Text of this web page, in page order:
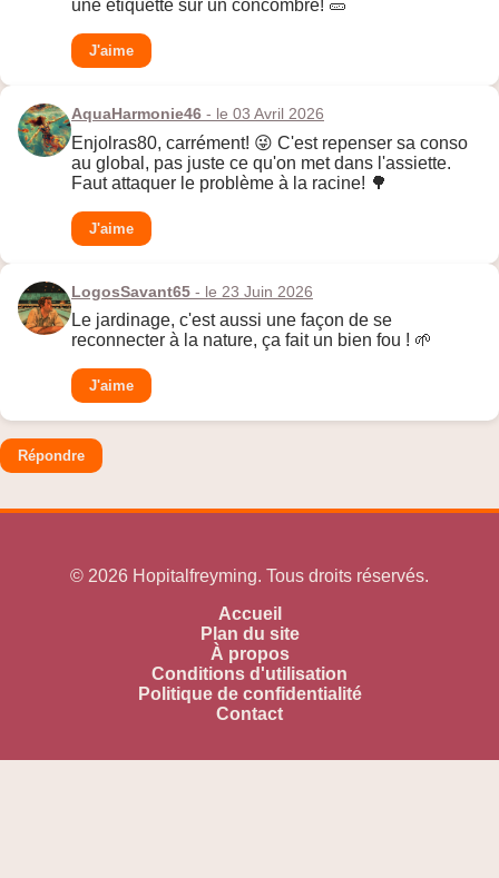
une étiquette sur un concombre! 🥒
J'aime
AquaHarmonie46 - le 03 Avril 2026
Enjolras80, carrément! 😜 C'est repenser sa conso
au global, pas juste ce qu'on met dans l'assiette.
Faut attaquer le problème à la racine! 🌳
J'aime
LogosSavant65 - le 23 Juin 2026
Le jardinage, c'est aussi une façon de se
reconnecter à la nature, ça fait un bien fou ! 🌱
J'aime
Répondre
© 2026 Hopitalfreyming. Tous droits réservés.
Accueil
Plan du site
À propos
Conditions d'utilisation
Politique de confidentialité
Contact